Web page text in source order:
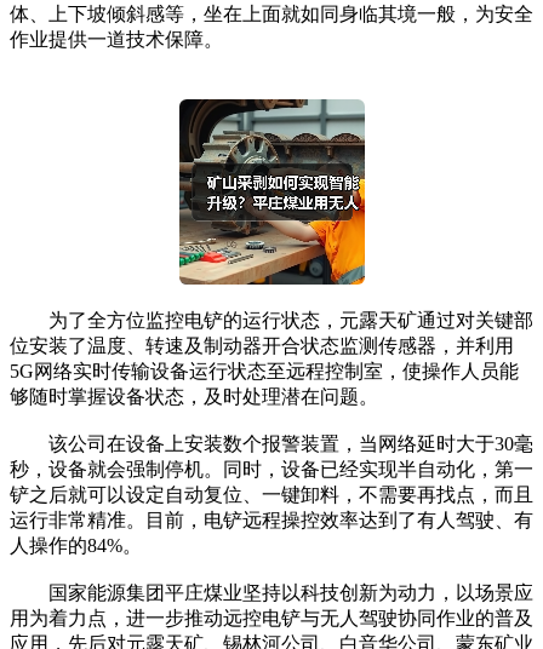
体、上下坡倾斜感等，坐在上面就如同身临其境一般，为安全
作业提供一道技术保障。
为了全方位监控电铲的运行状态，元露天矿通过对关键部
位安装了温度、转速及制动器开合状态监测传感器，并利用
5G网络实时传输设备运行状态至远程控制室，使操作人员能
够随时掌握设备状态，及时处理潜在问题。
该公司在设备上安装数个报警装置，当网络延时大于30毫
秒，设备就会强制停机。同时，设备已经实现半自动化，第一
铲之后就可以设定自动复位、一键卸料，不需要再找点，而且
运行非常精准。目前，电铲远程操控效率达到了有人驾驶、有
人操作的84%。
国家能源集团平庄煤业坚持以科技创新为动力，以场景应
用为着力点，进一步推动远控电铲与无人驾驶协同作业的普及
应用，先后对元露天矿、锡林河公司、白音华公司、蒙东矿业